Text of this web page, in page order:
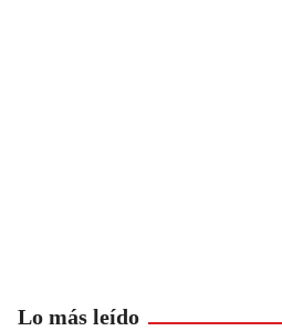
Lo más leído